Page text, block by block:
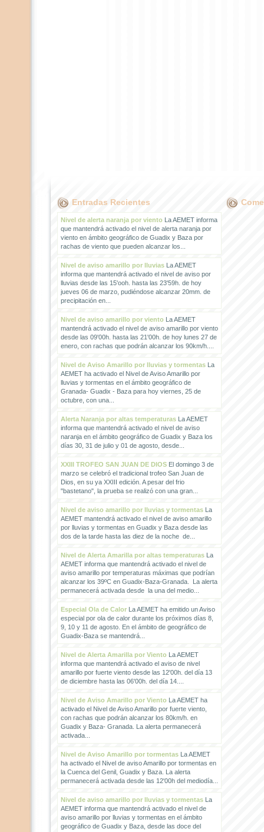
Entradas Recientes
Nivel de alerta naranja por vientoLa AEMET informa
que mantendrá activado el nivel de alerta naranja por
viento en ámbito geográfico de Guadix y Baza por
rachas de viento que pueden alcanzar los...
Nivel de aviso amarillo por lluviasLa AEMET
informa que mantendrá activado el nivel de aviso por
lluvias desde las 15'ooh. hasta las 23'59h. de hoy
jueves 06 de marzo, pudiéndose alcanzar 20mm. de
precipitación en...
Nivel de aviso amarillo por vientoLa AEMET
mantendrá activado el nivel de aviso amarillo por viento
desde las 09'00h. hasta las 21'00h. de hoy lunes 27 de
enero, con rachas que podrán alcanzar los 90km/h....
Nivel de Aviso Amarillo por lluvias y tormentasLa
AEMET ha activado el Nivel de Aviso Amarillo por
lluvias y tormentas en el ámbito geográfico de
Granada- Guadix - Baza para hoy viernes, 25 de
octubre, con una...
Alerta Naranja por altas temperaturasLa AEMET
informa que mantendrá activado el nivel de aviso
naranja en el ámbito geográfico de Guadix y Baza los
días 30, 31 de julio y 01 de agosto, desde...
XXIII TROFEO SAN JUAN DE DIOSEl domingo 3 de
marzo se celebró el tradicional trofeo San Juan de
Dios, en su ya XXIII edición. A pesar del frio
"bastetano", la prueba se realizó con una gran...
Nivel de aviso amarillo por lluvias y tormentasLa
AEMET mantendrá activado el nivel de aviso amarillo
por lluvias y tormentas en Guadix y Baza desde las
dos de la tarde hasta las diez de la noche de...
Nivel de Alerta Amarilla por altas temperaturasLa
AEMET informa que mantendrá activado el nivel de
aviso amarillo por temperaturas máximas que podrían
alcanzar los 39ºC en Guadix-Baza-Granada. La alerta
permanecerá activada desde la una del medio...
Especial Ola de CalorLa AEMET ha emitido un Aviso
especial por ola de calor durante los próximos días 8,
9, 10 y 11 de agosto. En el ámbito de geográfico de
Guadix-Baza se mantendrá...
Nivel de Alerta Amarilla por VientoLa AEMET
informa que mantendrá activado el aviso de nivel
amarillo por fuerte viento desde las 12'00h. del día 13
de diciembre hasta las 06'00h. del día 14....
Nivel de Aviso Amarillo por VientoLa AEMET ha
activado el Nivel de Aviso Amarillo por fuerte viento,
con rachas que podrán alcanzar los 80km/h. en
Guadix y Baza- Granada. La alerta permanecerá
activada...
Nivel de Aviso Amarillo por tormentasLa AEMET
ha activado el Nivel de aviso Amarillo por tormentas en
la Cuenca del Genil, Guadix y Baza. La alerta
permanecerá activada desde las 12'00h del mediodía...
Nivel de aviso amarillo por lluvias y tormentasLa
AEMET informa que mantendrá activado el nivel de
aviso amarillo por lluvias y tormentas en el ámbito
geográfico de Guadix y Baza, desde las doce del